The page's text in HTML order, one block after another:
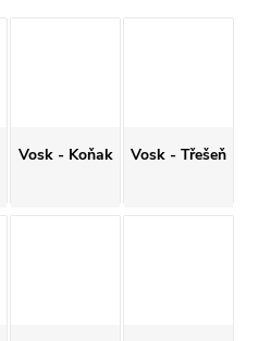
Vosk - Koňak Vosk - Třešeň